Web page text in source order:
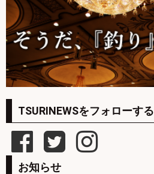
TSURINEWSをフォローする
お知らせ